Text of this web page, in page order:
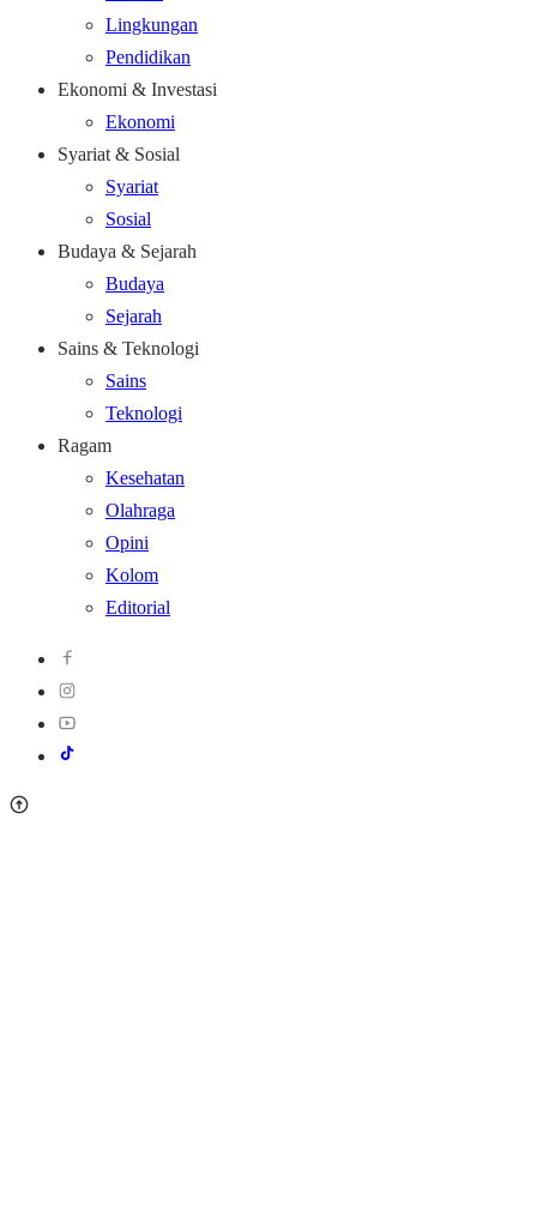
Lingkungan
Pendidikan
Ekonomi & Investasi
Ekonomi
Syariat & Sosial
Syariat
Sosial
Budaya & Sejarah
Budaya
Sejarah
Sains & Teknologi
Sains
Teknologi
Ragam
Kesehatan
Olahraga
Opini
Kolom
Editorial